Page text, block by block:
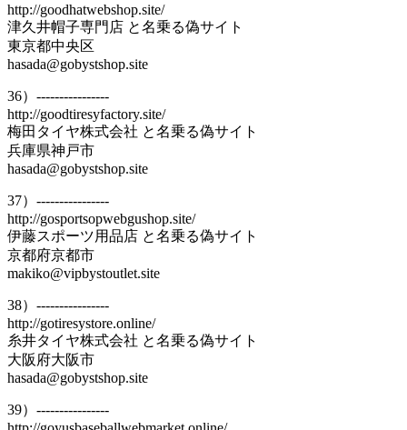
http://goodhatwebshop.site/
津久井帽子専門店 と名乗る偽サイト
東京都中央区
hasada@gobystshop.site
36）----------------
http://goodtiresyfactory.site/
梅田タイヤ株式会社 と名乗る偽サイト
兵庫県神戸市
hasada@gobystshop.site
37）----------------
http://gosportsopwebgushop.site/
伊藤スポーツ用品店 と名乗る偽サイト
京都府京都市
makiko@vipbystoutlet.site
38）----------------
http://gotiresystore.online/
糸井タイヤ株式会社 と名乗る偽サイト
大阪府大阪市
hasada@gobystshop.site
39）----------------